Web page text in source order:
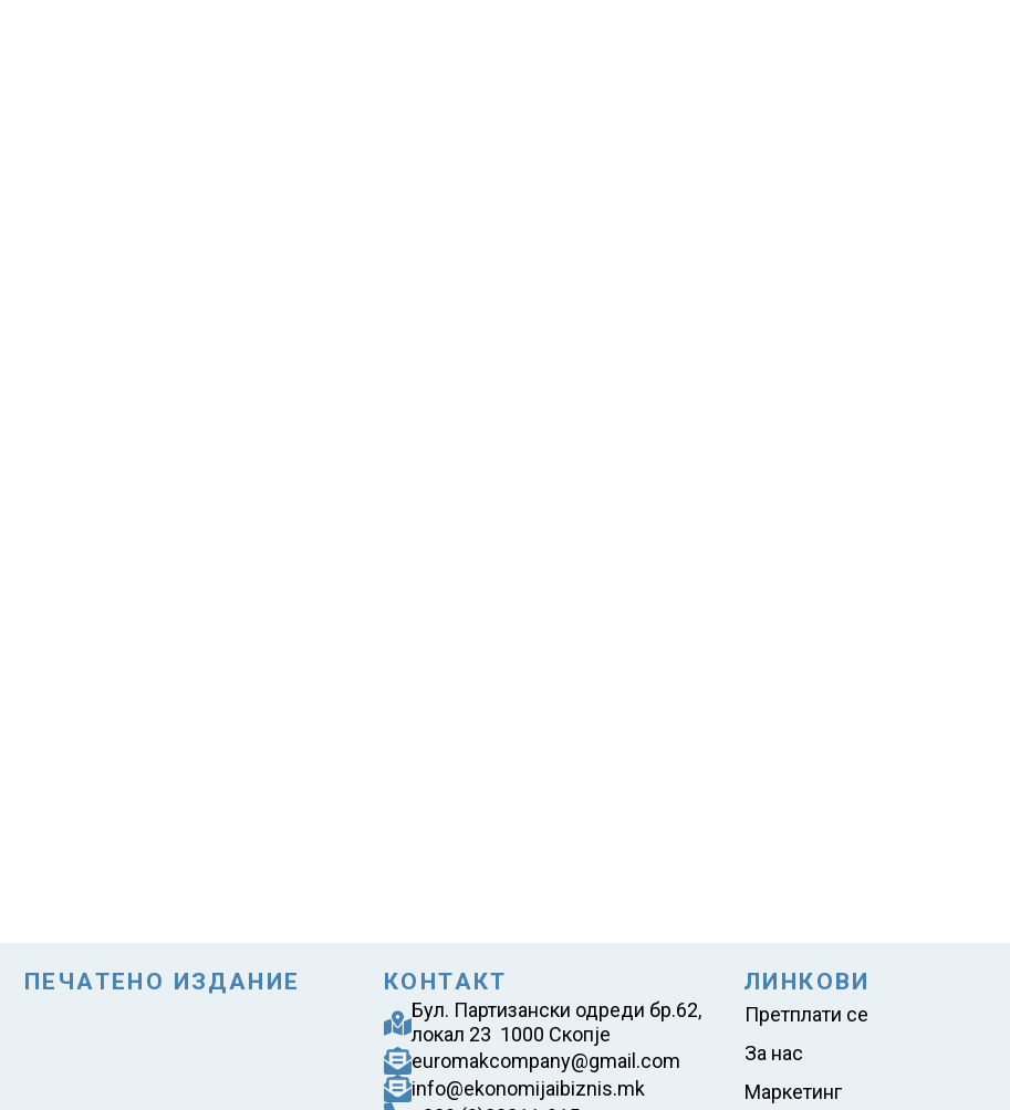
ПЕЧАТЕНО ИЗДАНИЕ КОНТАКТ
Бул. Партизански одреди бр.62,
локал 23 1000 Скопје
euromakcompany@gmail.com
info@ekonomijaibiznis.mk
ЛИНКОВИ
Претплати се
За нас
Маркетинг